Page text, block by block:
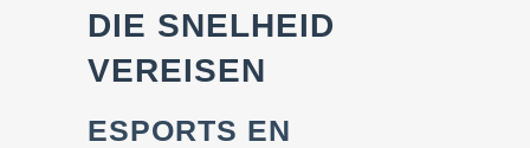
DIE SNELHEID
VEREISEN
ESPORTS EN